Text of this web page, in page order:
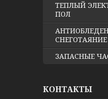
ТЕПЛЫЙ
ПОЛ
СНЕГОТАЯНИЕ
ЗАПАСНЫЕ
КОНТАКТЫ